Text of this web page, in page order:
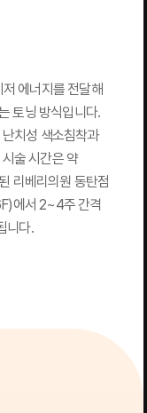
에너지를 전달해
토닝 방식입니다.
치성 색소침착과
술 시간은 약
리베리의원 동탄점
에서 2~4주 간격
니다.